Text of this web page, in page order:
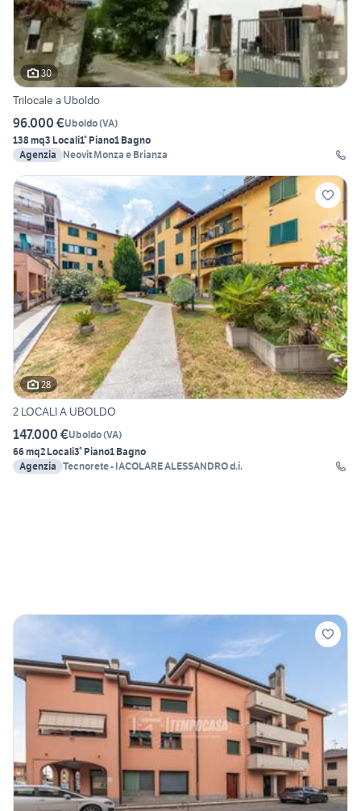
30
Trilocale a Uboldo
96.000 €Uboldo(VA)
138 mq3 Locali1° Piano1 Bagno
Agenzia
Neovit Monza e Brianza
28
2 LOCALI A UBOLDO
147.000 €Uboldo(VA)
66 mq2 Locali3° Piano1 Bagno
Agenzia Tecnorete - IACOLARE ALESSANDRO d.i.